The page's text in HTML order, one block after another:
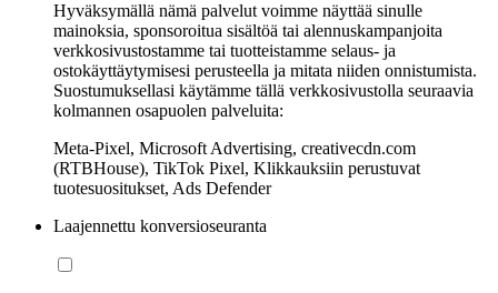
Hyväksymällä nämä palvelut voimme näyttää sinulle
mainoksia, sponsoroitua sisältöä tai alennuskampanjoita
verkkosivustostamme tai tuotteistamme selaus- ja
ostokäyttäytymisesi perusteella ja mitata niiden onnistumista.
Suostumuksellasi käytämme tällä verkkosivustolla seuraavia
kolmannen osapuolen palveluita:
Meta-Pixel, Microsoft Advertising, creativecdn.com
(RTBHouse), TikTok Pixel, Klikkauksiin perustuvat
tuotesuositukset, Ads Defender
Laajennettu konversioseuranta